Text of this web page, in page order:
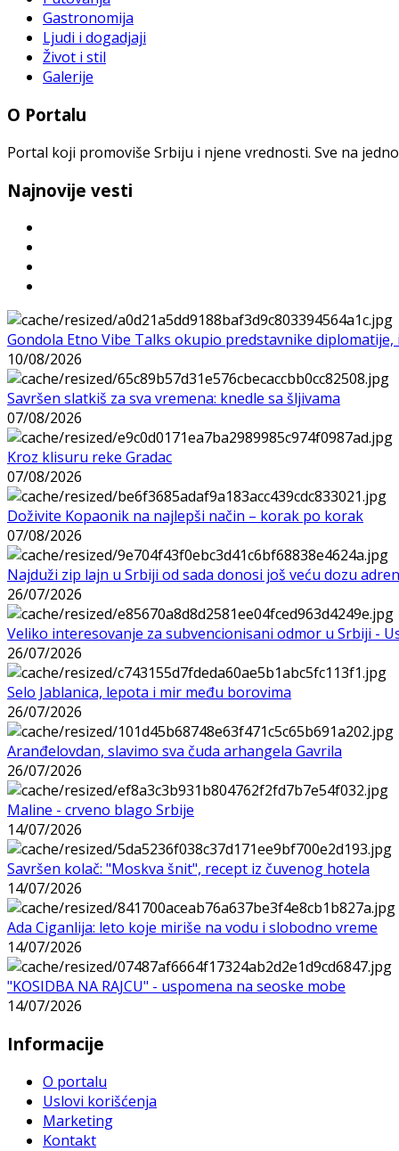
Gastronomija
Ljudi i dogadjaji
Život i stil
Galerije
O Portalu
Portal koji promoviše Srbiju i njene vrednosti. Sve na
Najnovije vesti
Gondola Etno Vibe Talks okupio predstavnike
10/08/2026
Savršen slatkiš za sva vremena: knedle sa šljivama
07/08/2026
Kroz klisuru reke Gradac
07/08/2026
Doživite Kopaonik na najlepši način – korak po korak
07/08/2026
Najduži zip lajn u Srbiji od sada donosi još veću dozu
26/07/2026
Veliko interesovanje za subvencionisani odmor u Srbiji -
26/07/2026
Selo Jablanica, lepota i mir među borovima
26/07/2026
Aranđelovdan, slavimo sva čuda arhangela Gavrila
26/07/2026
Maline - crveno blago Srbije
14/07/2026
Savršen kolač: "Moskva šnit", recept iz čuvenog hotela
14/07/2026
Ada Ciganlija: leto koje miriše na vodu i slobodno vreme
14/07/2026
"KOSIDBA NA RAJCU" - uspomena na seoske mobe
14/07/2026
Informacije
O portalu
Uslovi korišćenja
Marketing
Kontakt